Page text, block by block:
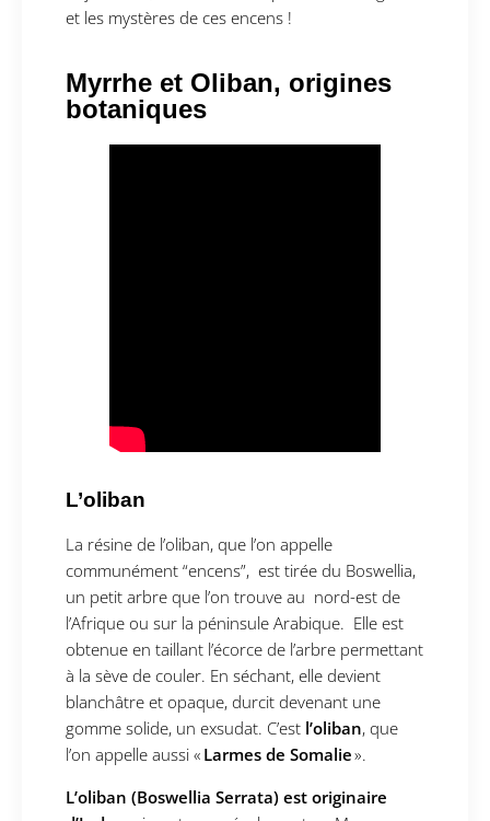
et les mystères de ces encens !
Myrrhe et Oliban, origines
botaniques
L’oliban
La résine de l’oliban, que l’on appelle
communément “encens”, est tirée du Boswellia,
un petit arbre que l’on trouve au nord-est de
l’Afrique ou sur la péninsule Arabique. Elle est
obtenue en taillant l’écorce de l’arbre permettant
à la sève de couler. En séchant, elle devient
blanchâtre et opaque, durcit devenant une
gomme solide, un exsudat. C’est l’oliban, que
l’on appelle aussi « Larmes de Somalie».
L’oliban (Boswellia Serrata) est originaire